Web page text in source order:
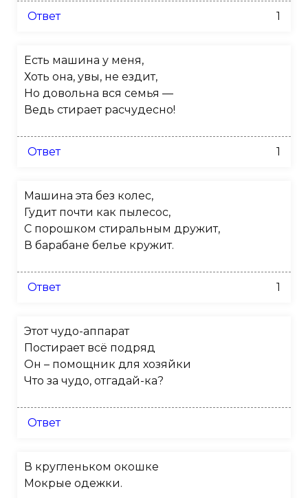
Ответ 1
Есть машина у меня,
Хоть она, увы, не ездит,
Но довольна вся семья —
Ведь стирает расчудесно!
Ответ 1
Машина эта без колес,
Гудит почти как пылесос,
С порошком стиральным дружит,
В барабане белье кружит.
Ответ 1
Этот чудо-аппарат
Постирает всё подряд
Он – помощник для хозяйки
Что за чудо, отгадай-ка?
Ответ
В кругленьком окошке
Мокрые одежки.